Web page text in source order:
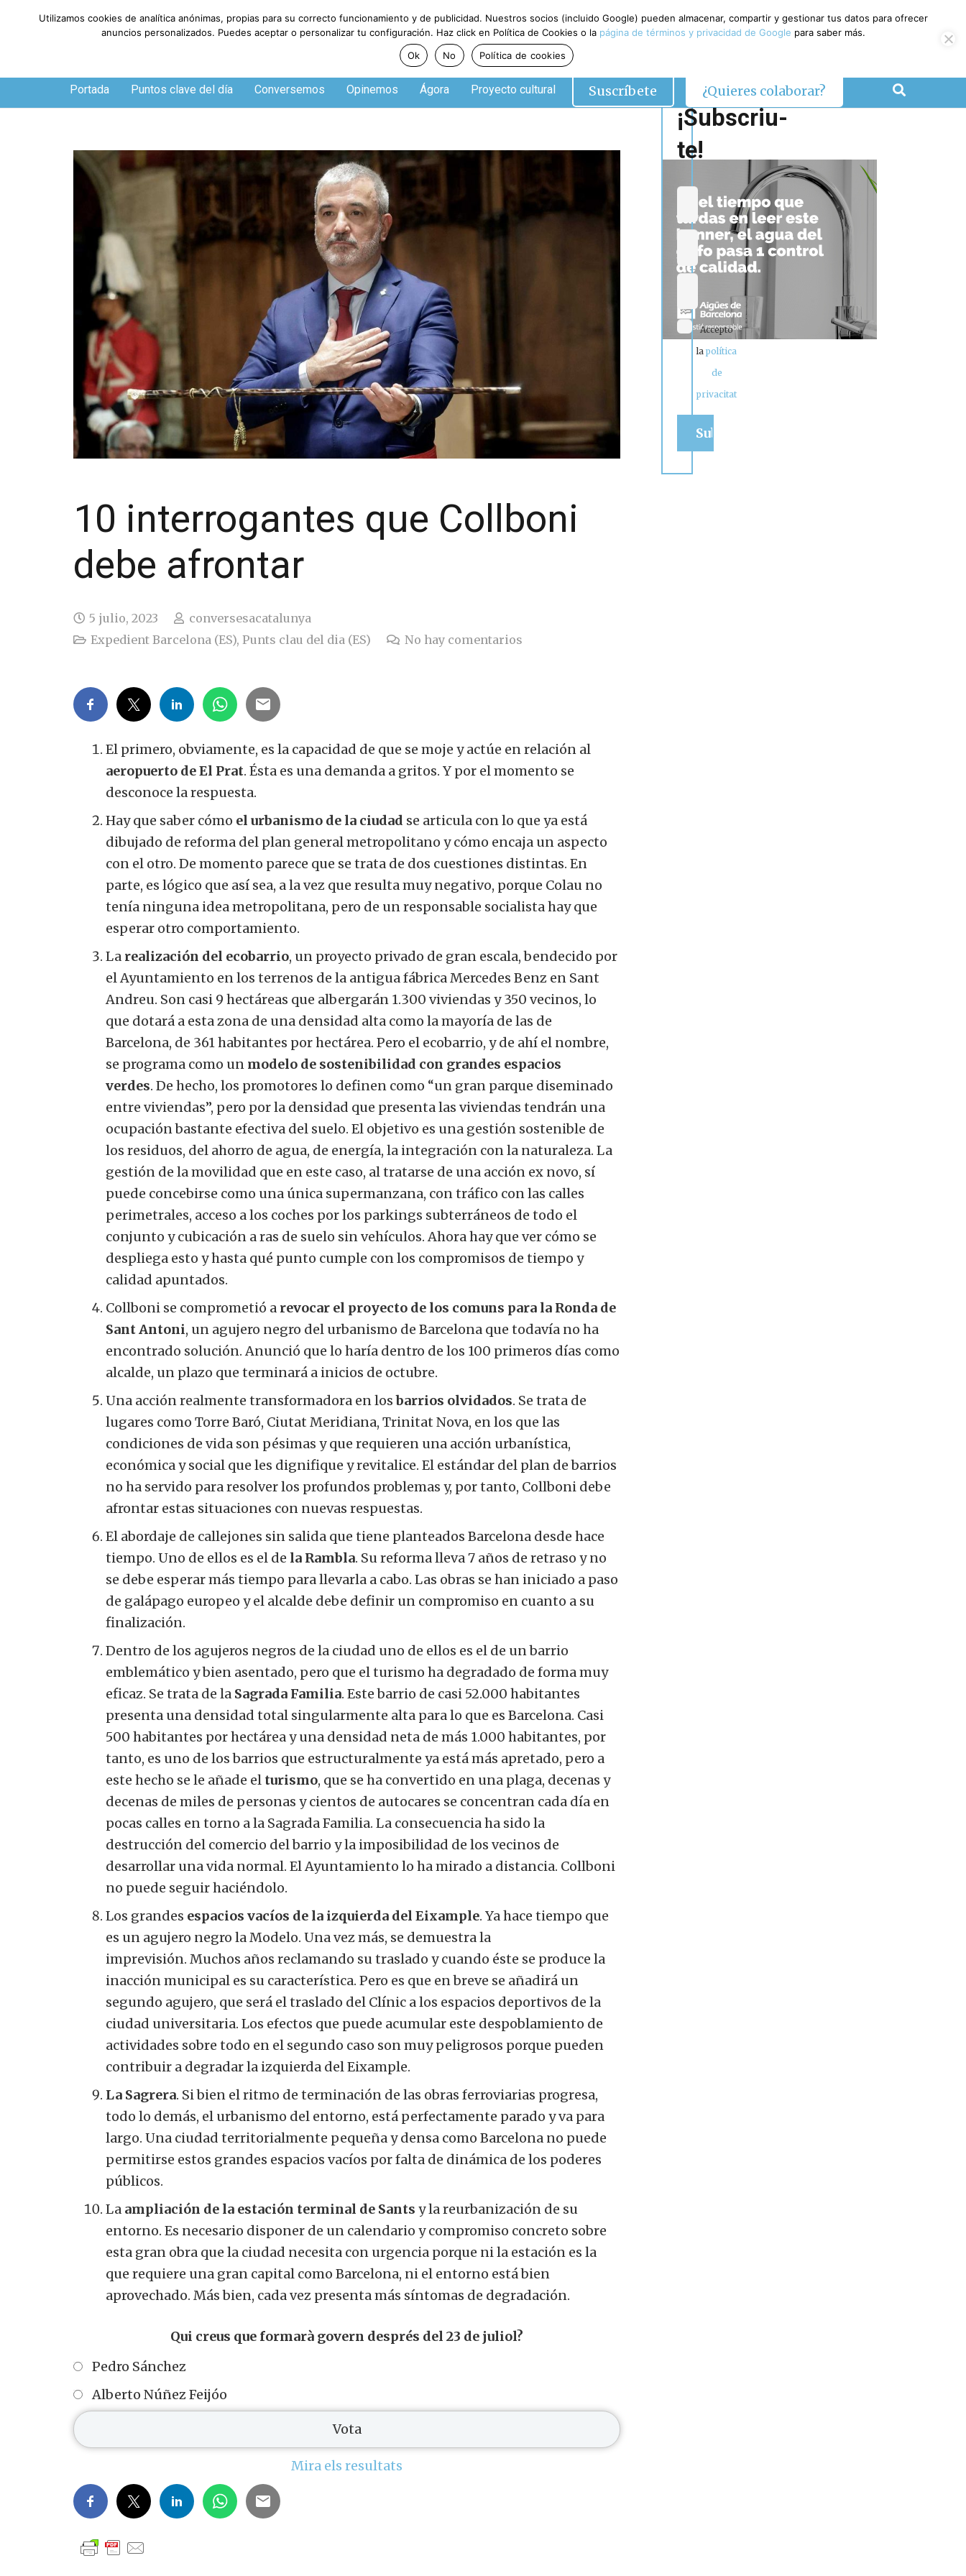
Viernes, 7 de agosto de 2026
Portada Puntos clave del día Conversemos Opinemos Ágora Proyecto cultural Suscríbete ¿Quieres colaborar?
10 interrogantes que Collboni
debe afrontar
5 julio, 2023
conversesacatalunya
Expedient Barcelona (ES),Punts clau del dia (ES) No hay comentarios
El primero, obviamente, es la capacidad de que se moje y actúe en relación al
aeropuerto de El Prat. Ésta es una demanda a gritos. Y por el momento se
desconoce la respuesta.
Hay que saber cómo el urbanismo de la ciudad se articula con lo que ya está
dibujado de reforma del plan general metropolitano y cómo encaja un aspecto
con el otro. De momento parece que se trata de dos cuestiones distintas. En
parte, es lógico que así sea, a la vez que resulta muy negativo, porque Colau no
tenía ninguna idea metropolitana, pero de un responsable socialista hay que
esperar otro comportamiento.
La realización del ecobarrio, un proyecto privado de gran escala, bendecido por
el Ayuntamiento en los terrenos de la antigua fábrica Mercedes Benz en Sant
Andreu. Son casi 9 hectáreas que albergarán 1.300 viviendas y 350 vecinos, lo
que dotará a esta zona de una densidad alta como la mayoría de las de
Barcelona, ​​de 361 habitantes por hectárea. Pero el ecobarrio, y de ahí el nombre,
se programa como un modelo de sostenibilidad con grandes espacios
verdes. De hecho, los promotores lo definen como “un gran parque diseminado
entre viviendas”, pero por la densidad que presenta las viviendas tendrán una
ocupación bastante efectiva del suelo. El objetivo es una gestión sostenible de
los residuos, del ahorro de agua, de energía, la integración con la naturaleza. La
gestión de la movilidad que en este caso, al tratarse de una acción ex novo, sí
puede concebirse como una única supermanzana, con tráfico con las calles
perimetrales, acceso a los coches por los parkings subterráneos de todo el
conjunto y cubicación a ras de suelo sin vehículos. Ahora hay que ver cómo se
despliega esto y hasta qué punto cumple con los compromisos de tiempo y
calidad apuntados.
Collboni se comprometió a revocar el proyecto de los comuns para la Ronda de
Sant Antoni, un agujero negro del urbanismo de Barcelona que todavía no ha
encontrado solución. Anunció que lo haría dentro de los 100 primeros días como
alcalde, un plazo que terminará a inicios de octubre.
Una acción realmente transformadora en losbarrios olvidados. Se trata de
lugares como Torre Baró, Ciutat Meridiana, Trinitat Nova, en los que las
condiciones de vida son pésimas y que requieren una acción urbanística,
económica y social que les dignifique y revitalice. El estándar del plan de barrios
no ha servido para resolver los profundos problemas y, por tanto, Collboni debe
afrontar estas situaciones con nuevas respuestas.
El abordaje de callejones sin salida que tiene planteados Barcelona desde hace
tiempo. Uno de ellos es el de la Rambla. Su reforma lleva 7 años de retraso y no
se debe esperar más tiempo para llevarla a cabo. Las obras se han iniciado a paso
de galápago europeo y el alcalde debe definir un compromiso en cuanto a su
finalización.
Dentro de los agujeros negros de la ciudad uno de ellos es el de un barrio
emblemático y bien asentado, pero que el turismo ha degradado de forma muy
eficaz. Se trata de la Sagrada Familia. Este barrio de casi 52.000 habitantes
presenta una densidad total singularmente alta para lo que es Barcelona. Casi
500 habitantes por hectárea y una densidad neta de más 1.000 habitantes, por
tanto, es uno de los barrios que estructuralmente ya está más apretado, pero a
este hecho se le añade el turismo, que se ha convertido en una plaga, decenas y
decenas de miles de personas y cientos de autocares se concentran cada día en
pocas calles en torno a la Sagrada Familia. La consecuencia ha sido la
destrucción del comercio del barrio y la imposibilidad de los vecinos de
desarrollar una vida normal. El Ayuntamiento lo ha mirado a distancia. Collboni
no puede seguir haciéndolo.
Los grandes espacios vacíos de la izquierda del Eixample. Ya hace tiempo que
es un agujero negro la Modelo. Una vez más, se demuestra la
imprevisión. Muchos años reclamando su traslado y cuando éste se produce la
inacción municipal es su característica. Pero es que en breve se añadirá un
segundo agujero, que será el traslado del Clínic a los espacios deportivos de la
ciudad universitaria. Los efectos que puede acumular este despoblamiento de
actividades sobre todo en el segundo caso son muy peligrosos porque pueden
contribuir a degradar la izquierda del Eixample.
La Sagrera. Si bien el ritmo de terminación de las obras ferroviarias progresa,
todo lo demás, el urbanismo del entorno, está perfectamente parado y va para
largo. Una ciudad territorialmente pequeña y densa como Barcelona no puede
permitirse estos grandes espacios vacíos por falta de dinámica de los poderes
públicos.
La ampliación de la estación terminal de Sants y la reurbanización de su
entorno. Es necesario disponer de un calendario y compromiso concreto sobre
esta gran obra que la ciudad necesita con urgencia porque ni la estación es la
que requiere una gran capital como Barcelona, ​​ni el entorno está bien
aprovechado. Más bien, cada vez presenta más síntomas de degradación.
Qui creus que formarà govern després del 23 de juliol?
Pedro Sánchez
Alberto Núñez Feijóo
Mira els resultats
¡Subscriu-
te!
Accepto
lapolítica
de
privacitat
Utilizamos cookies de analítica anónimas, propias para su correcto funcionamiento y de publicidad. Nuestros socios (incluido Google) pueden almacenar, compartir y gestionar tus datos para ofrecer
anuncios personalizados. Puedes aceptar o personalizar tu configuración. Haz click en Política de Cookies o la página de términos y privacidad de Google para saber más.
Ok
No Política de cookies